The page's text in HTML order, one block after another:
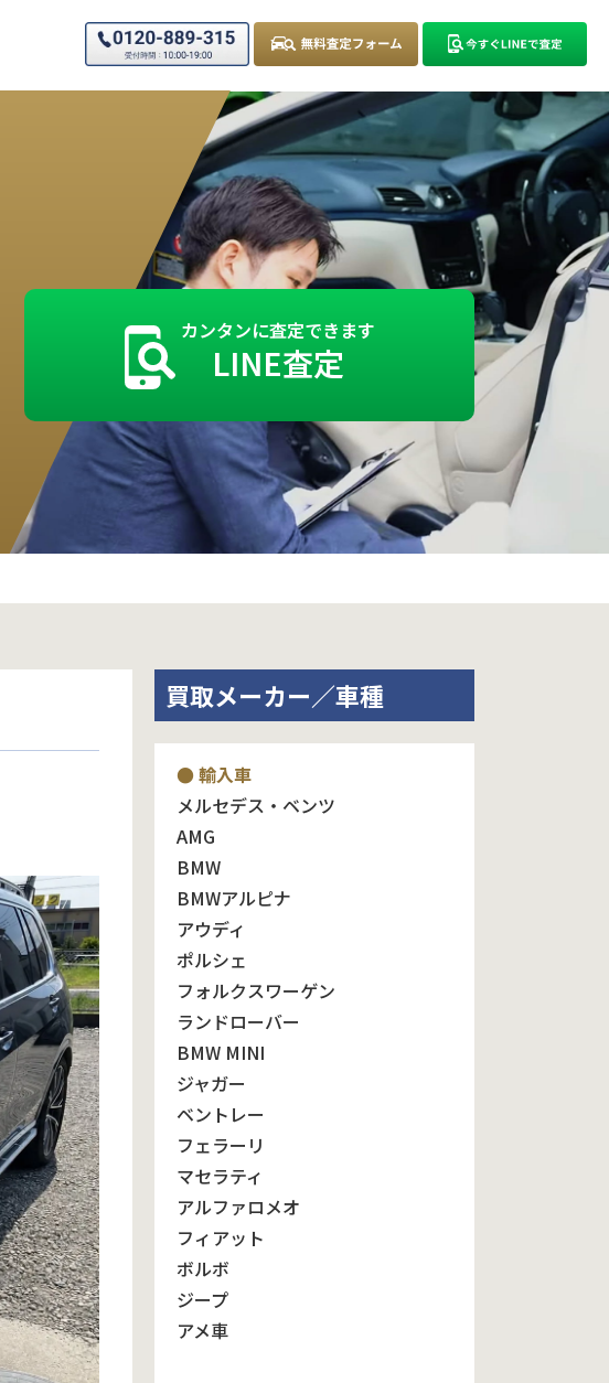
カンタンに査定できます
LINE査定
買取メーカー／車種
● 輸入車
メルセデス・ベンツ
AMG
BMW
BMWアルピナ
アウディ
ポルシェ
フォルクスワーゲン
ランドローバー
BMW MINI
ジャガー
ベントレー
フェラーリ
マセラティ
アルファロメオ
フィアット
ボルボ
ジープ
アメ車